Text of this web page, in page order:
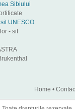
Sibiului
UNESCO
- sit
Home •